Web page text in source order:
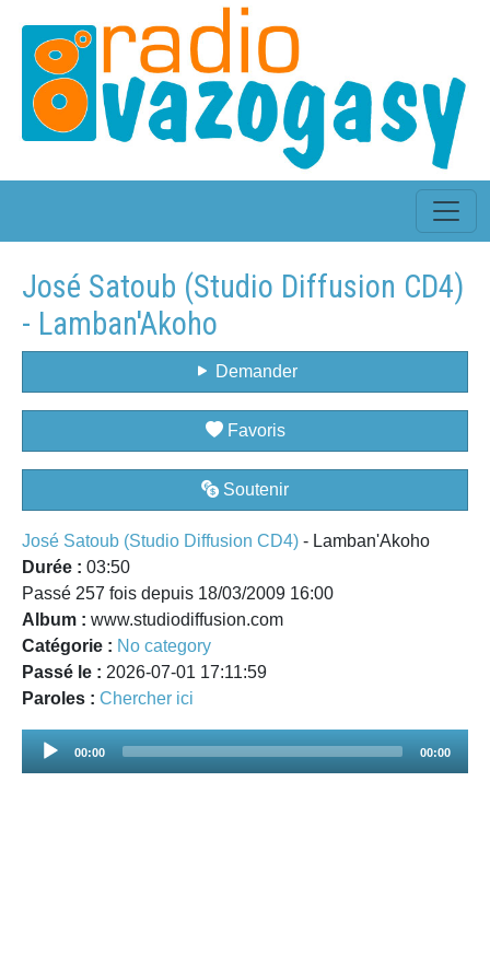
José Satoub (Studio Diffusion CD4)
- Lamban'Akoho
Demander
Favoris
Soutenir
José Satoub (Studio Diffusion CD4) - Lamban'Akoho
Durée : 03:50
Passé 257 fois depuis 18/03/2009 16:00
Album : www.studiodiffusion.com
Catégorie : No category
Passé le : 2026-07-01 17:11:59
Paroles : Chercher ici
Audio
00:00 00:00